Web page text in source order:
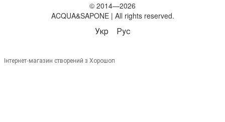
© 2014—2026
ACQUA&SAPONE | All rights reserved.
Укр Рус
Інтернет-магазин створений з Хорошоп